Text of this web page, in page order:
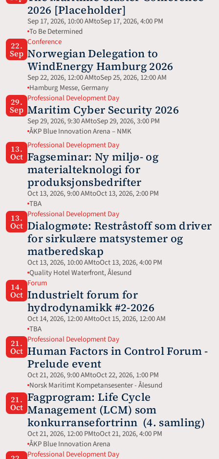
2026 [Placeholder]
Sep 17, 2026, 10:00 AMtoSep 17, 2026, 4:00 PM
To Be Determined
22.
Sep
Conference
Norwegian Delegation to
WindEnergy Hamburg 2026
Sep 22, 2026, 12:00 AMtoSep 25, 2026, 12:00 AM
Hamburg Messe, Germany
29.
Sep
Professional Development Day
Maritim Cyber Security 2026
Sep 29, 2026, 9:30 AMtoSep 29, 2026, 3:00 PM
ÅKP Blue Innovation Arena – NMK
13.
Oct
Professional Development Day
Fagseminar: Ny miljø- og
materialteknologi for
produksjonsbedrifter
Oct 13, 2026, 9:00 AMtoOct 13, 2026, 2:00 PM
TBA
13.
Oct
Professional Development Day
Dialogmøte: Restråstoff som driver
for sirkulære matsystemer og
matberedskap
Oct 13, 2026, 10:00 AMtoOct 13, 2026, 4:00 PM
Quality Hotel Waterfront, Ålesund
14.
Oct
Forum
Industrielt forum for
hydrodynamikk #2-2026
Oct 14, 2026, 12:00 AMtoOct 15, 2026, 12:00 AM
TBA
21.
Oct
Professional Development Day
Human Factors in Control Forum -
Prelude event
Oct 21, 2026, 9:00 AMtoOct 22, 2026, 1:00 PM
Norsk Maritimt Kompetansesenter - Ålesund
21.
Oct
Fagprogram: Life Cycle
Management (LCM) som
konkurransefortrinn  (4. samling)
Oct 21, 2026, 12:00 PMtoOct 21, 2026, 4:00 PM
ÅKP Blue Innovation Arena
Professional Development Day